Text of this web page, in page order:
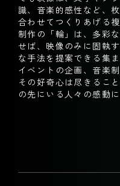
識、音楽的感性など、
合わせてつくりあげる複
制作の「輪」は、多彩
せば、映像のみに固執
な手法を提案できる集
イベントの企画、音楽
その好奇心は尽きるこ
の先にいる人々の感動